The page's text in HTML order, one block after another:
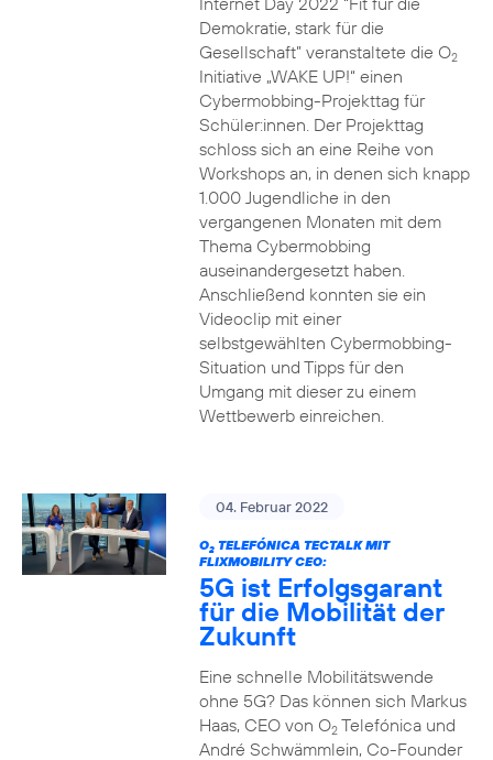
Demokratie, stark für die
Gesellschaft” veranstaltete die O2
Initiative „WAKE UP!“ einen
Cybermobbing-Projekttag für
Schüler:innen. Der Projekttag
schloss sich an eine Reihe von
Workshops an, in denen sich knapp
1.000 Jugendliche in den
vergangenen Monaten mit dem
Thema Cybermobbing
auseinandergesetzt haben.
Anschließend konnten sie ein
Videoclip mit einer
selbstgewählten Cybermobbing-
Situation und Tipps für den
Umgang mit dieser zu einem
Wettbewerb einreichen.
04. Februar 2022
O2TELEFÓNICA TECTALK MIT
FLIXMOBILITY CEO:
5G ist Erfolgsgarant
für die Mobilität der
Zukunft
Eine schnelle Mobilitätswende
ohne 5G? Das können sich Markus
Haas, CEO von O2Telefónica und
André Schwämmlein, Co-Founder